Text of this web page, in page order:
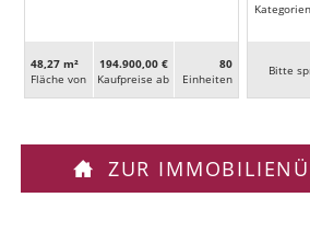
48,27 m²
Fläche von
194.900,00 €
Kaufpreise ab
80
Ein­heiten
Kategorien
Bitte
ZUR